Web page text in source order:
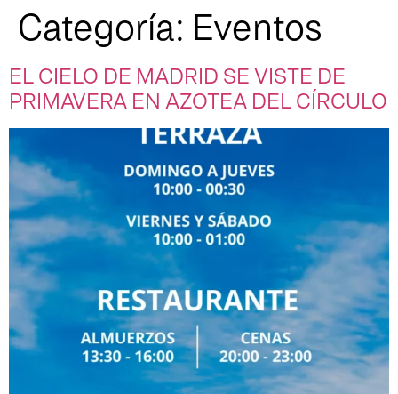
Categoría: Eventos
EL CIELO DE MADRID SE VISTE DE
PRIMAVERA EN AZOTEA DEL CÍRCULO